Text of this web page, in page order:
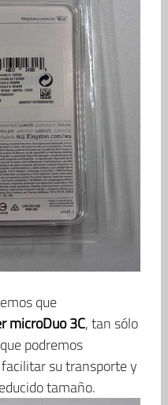
que
microDuo 3C, tan sólo
podremos
su transporte y
tamaño.